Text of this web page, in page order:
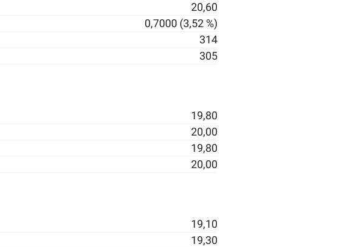
20,60
0,7000 (3,52 %)
314
305
19,80
20,00
19,80
20,00
19,10
19,30